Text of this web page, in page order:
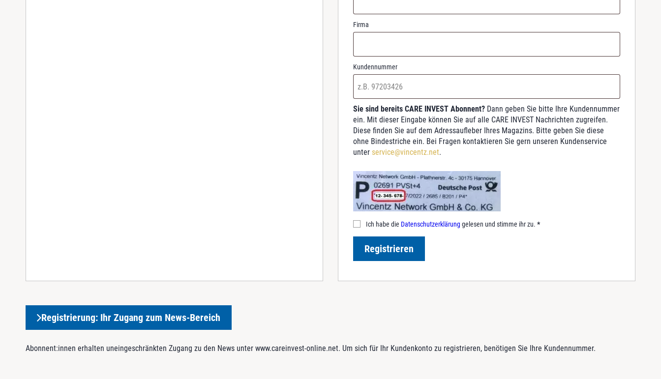
Firma
Kundennummer
Sie sind bereits CARE INVEST Abonnent? Dann geben Sie bitte Ihre Kundennummer
ein. Mit dieser Eingabe können Sie auf alle CARE INVEST Nachrichten zugreifen.
Diese finden Sie auf dem Adressaufleber Ihres Magazins. Bitte geben Sie diese
ohne Bindestriche ein. Bei Fragen kontaktieren Sie gern unseren Kundenservice
unter service@vincentz.net.
Ich habe die Datenschutzerklärung gelesen und stimme ihr zu. *
Registrieren
Registrierung: Ihr Zugang zum News-Bereich
Abonnent:innen erhalten uneingeschränkten Zugang zu den News unter www.careinvest-online.net. Um sich für Ihr Kundenkonto zu registrieren, benötigen Sie Ihre Kundennummer.